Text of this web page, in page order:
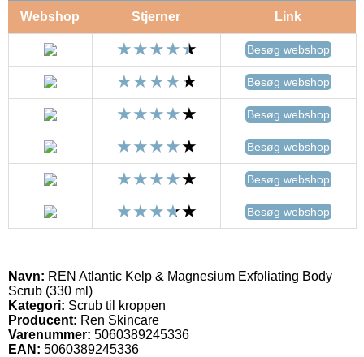
Webshop Stjerner Link
Besøg webshop
Besøg webshop
Besøg webshop
Besøg webshop
Besøg webshop
Besøg webshop
Navn: REN Atlantic Kelp & Magnesium Exfoliating Body
Scrub (330 ml)
Kategori: Scrub til kroppen
Producent: Ren Skincare
Varenummer: 5060389245336
EAN: 5060389245336